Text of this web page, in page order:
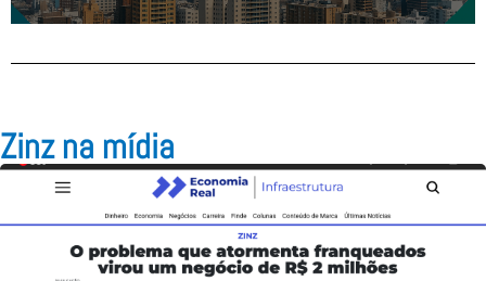
Zinz na mídia